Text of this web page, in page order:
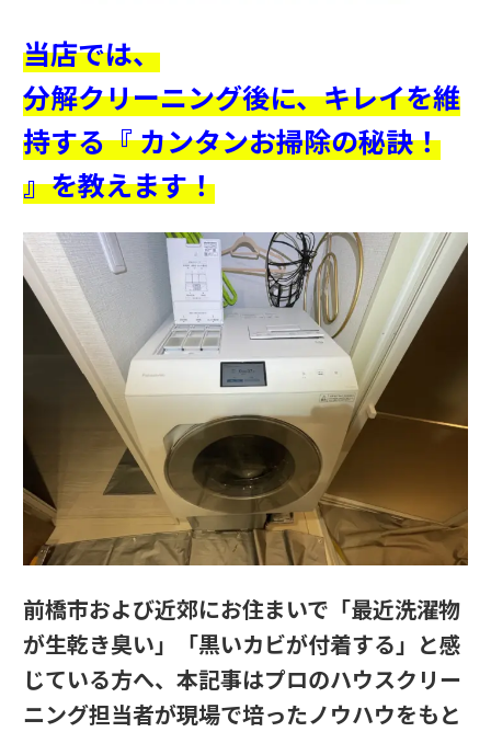
当店では、
分解クリーニング後に、キレイを維
持する『 カンタンお掃除の秘訣！
』を教えます！
前橋市および近郊にお住まいで「最近洗濯物
が生乾き臭い」「黒いカビが付着する」と感
じている方へ、本記事はプロのハウスクリー
ニング担当者が現場で培ったノウハウをもと